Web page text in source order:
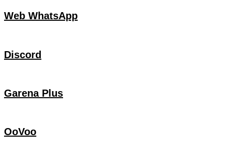
Web WhatsApp
Discord
Garena Plus
OoVoo